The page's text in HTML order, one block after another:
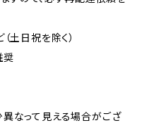
日祝を除く）
奨
なって見える場合がござ